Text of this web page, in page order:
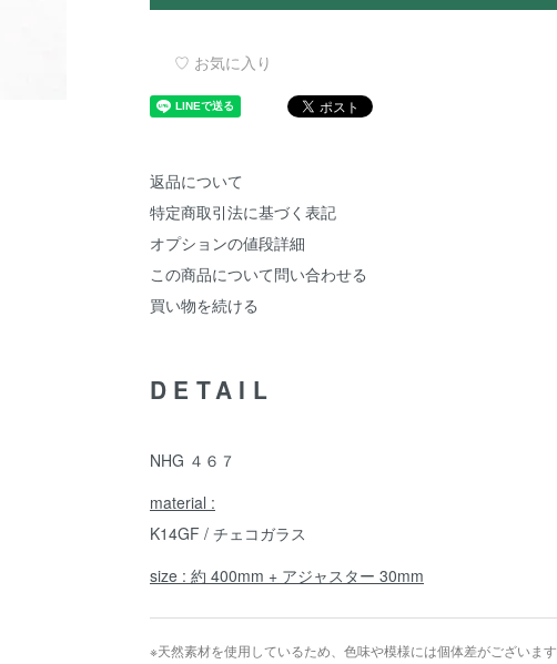
♡ お気に入り
返品について
特定商取引法に基づく表記
オプションの値段詳細
この商品について問い合わせる
買い物を続ける
DETAIL
NHG ４６７
material :
K14GF / チェコガラス
size : 約 400mm + アジャスター 30mm
※天然素材を使用しているため、色味や模様には個体差がございます